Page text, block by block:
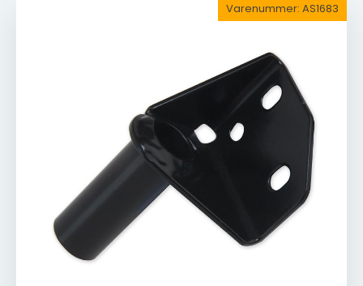
Varenummer: AS1683